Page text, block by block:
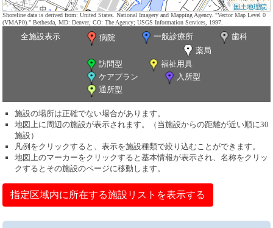
国土地理院
Shoreline data is derived from: United States. National Imagery and Mapping Agency. "Vector Map Level 0
(VMAP0)." Bethesda, MD: Denver, CO: The Agency; USGS Information Services, 1997.
全施設表示 病院 一般診療所
歯科
薬局
訪問型
福祉用具
ケアプラン
入所型
通所型
施設の場所は正確でない場合があります。
地図上に周辺の施設が表示されます。（当施設からの距離が近い順に30
施設）
凡例をクリックすると、表示を施設種類で絞り込むことができます。
地図上のマーカーをクリックすると基本情報が表示され、名称をクリッ
クするとその施設のページに移動します。
指定区域内に所在する施設リストを表示する